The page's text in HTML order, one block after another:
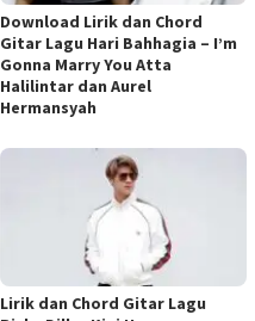
Download Lirik dan Chord
Gitar Lagu Hari Bahhagia – I’m
Gonna Marry You Atta
Halilintar dan Aurel
Hermansyah
Lirik dan Chord Gitar Lagu